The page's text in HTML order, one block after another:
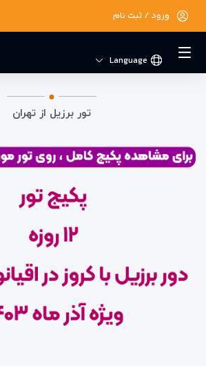
ورود / ثبت نام
Language
تور برزیل از تهران